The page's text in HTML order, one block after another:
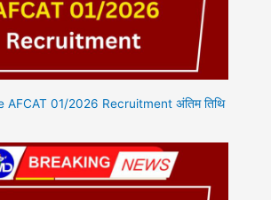
AFCAT 01/2026 Recruitment अंतिम तिथि